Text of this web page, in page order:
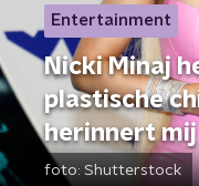
Entertainment
Nicki Minaj
plastische
herinnert
foto: Shutterstock